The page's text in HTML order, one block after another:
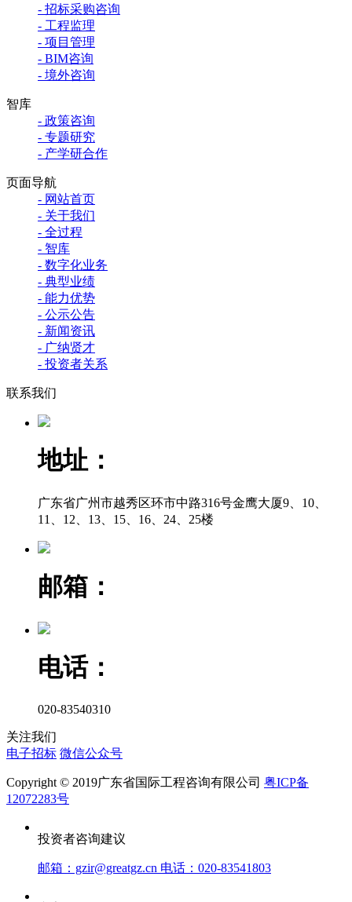
- 招标采购咨询
- 工程监理
- 项目管理
- BIM咨询
- 境外咨询
智库
- 政策咨询
- 专题研究
- 产学研合作
页面导航
- 网站首页
- 关于我们
- 全过程
- 智库
- 数字化业务
- 典型业绩
- 能力优势
- 公示公告
- 新闻资讯
- 广纳贤才
- 投资者关系
联系我们
地址：
广东省广州市越秀区环市中路316号金鹰大厦9、10、
11、12、13、15、16、24、25楼
邮箱：
电话：
020-83540310
关注我们
电子招标 微信公众号
Copyright © 2019广东省国际工程咨询有限公司 粤ICP备
12072283号
投资者咨询建议
邮箱：gzir@greatgz.cn 电话：020-83541803